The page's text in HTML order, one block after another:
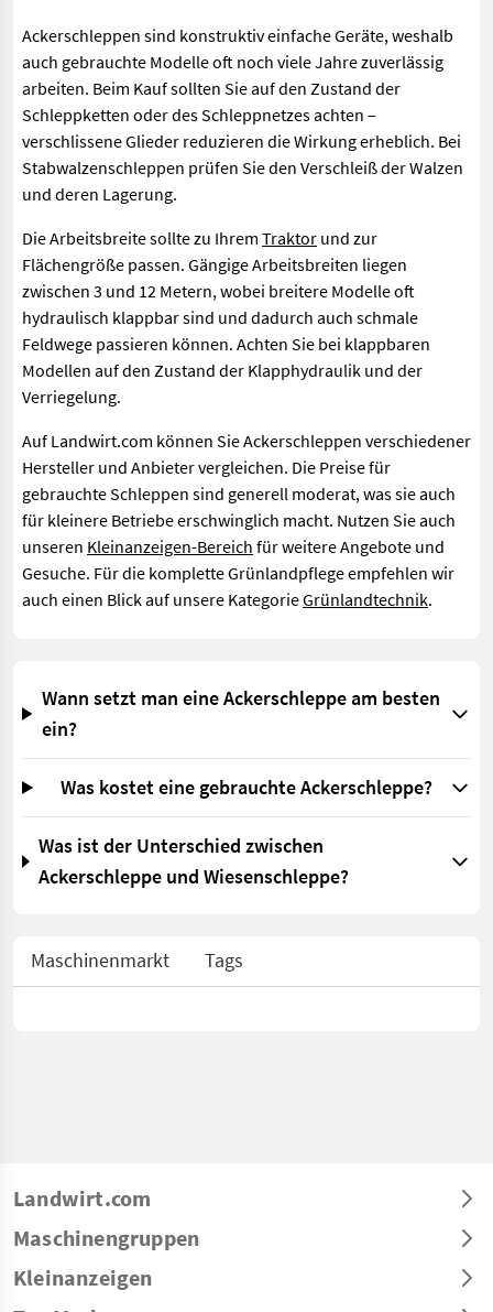
Ackerschleppen sind konstruktiv einfache Geräte, weshalb
auch gebrauchte Modelle oft noch viele Jahre zuverlässig
arbeiten. Beim Kauf sollten Sie auf den Zustand der
Schleppketten oder des Schleppnetzes achten –
verschlissene Glieder reduzieren die Wirkung erheblich. Bei
Stabwalzenschleppen prüfen Sie den Verschleiß der Walzen
und deren Lagerung.
Die Arbeitsbreite sollte zu Ihrem Traktor und zur
Flächengröße passen. Gängige Arbeitsbreiten liegen
zwischen 3 und 12 Metern, wobei breitere Modelle oft
hydraulisch klappbar sind und dadurch auch schmale
Feldwege passieren können. Achten Sie bei klappbaren
Modellen auf den Zustand der Klapphydraulik und der
Verriegelung.
Auf Landwirt.com können Sie Ackerschleppen verschiedener
Hersteller und Anbieter vergleichen. Die Preise für
gebrauchte Schleppen sind generell moderat, was sie auch
für kleinere Betriebe erschwinglich macht. Nutzen Sie auch
unseren Kleinanzeigen-Bereich für weitere Angebote und
Gesuche. Für die komplette Grünlandpflege empfehlen wir
auch einen Blick auf unsere KategorieGrünlandtechnik.
Wann setzt man eine Ackerschleppe am besten
ein?
Was kostet eine gebrauchte Ackerschleppe?
Was ist der Unterschied zwischen
Ackerschleppe und Wiesenschleppe?
Maschinenmarkt Tags
Landwirt.com
Maschinengruppen
Kleinanzeigen